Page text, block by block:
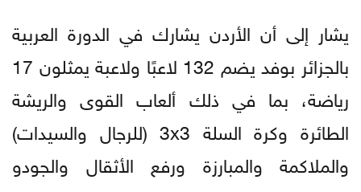
يشار إلى أن الأردن يشارك في الدورة العربية
بالجزائر بوفد يضم 132 لاعبًا ولاعبة يمثلون 17
رياضة، بما في ذلك ألعاب القوى والريشة
الطائرة وكرة السلة 3x3 (للرجال والسيدات)
والملاكمة والمبارزة ورفع الأثقال والجودو